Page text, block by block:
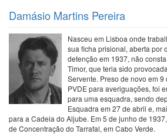
Damásio Martins Pereira
Nasceu em Lisboa onde
sua ficha prisional, aberta por
detenção em 1937, não
Timor, que teria sido
Servente. Preso de novo em
PVDE para averiguações, foi
para uma esquadra, sendo
Esquadra em 27 de abril e,
para a Cadeia do Aljube. Em 5 de junho de
de Concentração do Tarrafal, em Cabo Verde.